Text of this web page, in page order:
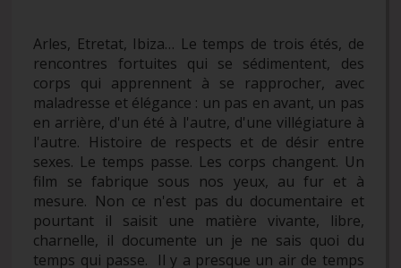
Arles, Etretat, Ibiza… Le temps de trois étés, de
rencontres fortuites qui se sédimentent, des
corps qui apprennent à se rapprocher, avec
maladresse et élégance : un pas en avant, un pas
en arrière, d'un été à l'autre, d'une villégiature à
l'autre. Histoire de respects et de désir entre
sexes. Le temps passe. Les corps changent. Un
film se fabrique sous nos yeux, au fur et à
mesure. Non ce n'est pas du documentaire et
pourtant il saisit une matière vivante, libre,
charnelle, il documente un je ne sais quoi du
temps qui passe. Il y a presque un air de temps